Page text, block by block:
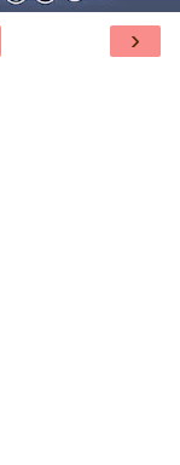
›